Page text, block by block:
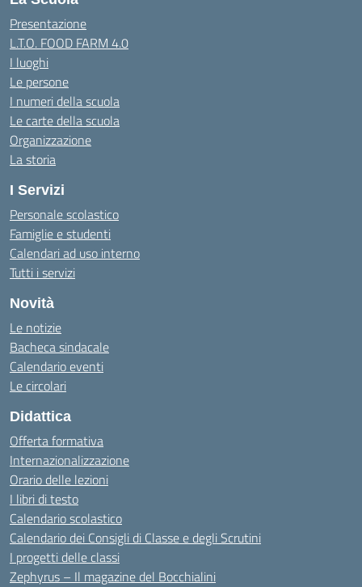
Presentazione
L.T.O. FOOD FARM 4.0
I luoghi
Le persone
I numeri della scuola
Le carte della scuola
Organizzazione
La storia
I Servizi
Personale scolastico
Famiglie e studenti
Calendari ad uso interno
Tutti i servizi
Novità
Le notizie
Bacheca sindacale
Calendario eventi
Le circolari
Didattica
Offerta formativa
Internazionalizzazione
Orario delle lezioni
I libri di testo
Calendario scolastico
Calendario dei Consigli di Classe e degli Scrutini
I progetti delle classi
Zephyrus – Il magazine del Bocchialini